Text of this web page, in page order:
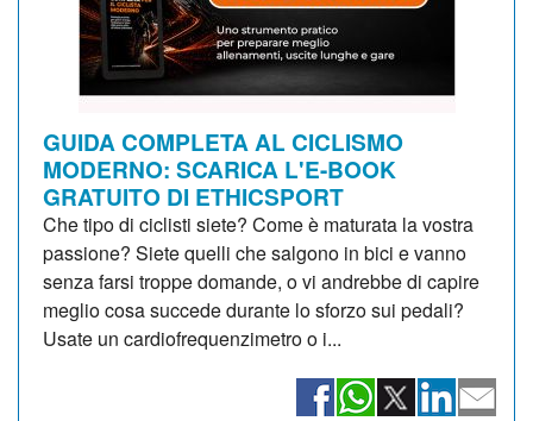
GUIDA COMPLETA AL CICLISMO
MODERNO: SCARICA L'E-BOOK
GRATUITO DI ETHICSPORT
Che tipo di ciclisti siete? Come è maturata la vostra
passione? Siete quelli che salgono in bici e vanno
senza farsi troppe domande, o vi andrebbe di capire
meglio cosa succede durante lo sforzo sui pedali?
Usate un cardiofrequenzimetro o i...